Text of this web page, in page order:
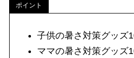
ポイント
子供の暑さ対策グッズ
ママの暑さ対策グッズ